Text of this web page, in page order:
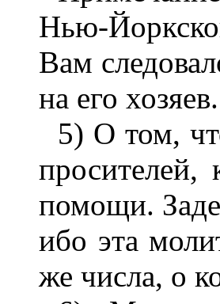
Нью-
Вам
на его хозяев.
5) О том,
помощи.
ибо эта
же числа, о